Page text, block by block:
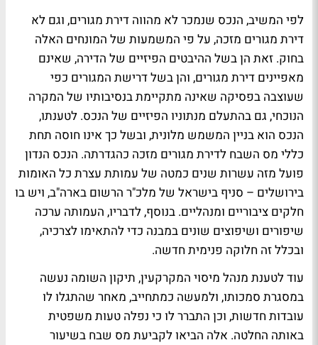
לפי המשיב, הנכס שנמכר לא מהווה דירת מגורים, וגם לא
דירת מגורים מזכה, על פי המשמעות של המונחים האלה
בחוק. זאת הן בשל ההיבטים הפיזיים של הדירה, שאינם
מאפיינים דירת מגורים, והן בשל דרישת המגורים כפי
שעוצבה בפסיקה שאינה מתקיימת בנסיבותיו של המקרה
הנוכחי, גם בהתעלם מנתוניו הפיזיים של הנכס. לטענתו,
הנכס הוא בניין המשמש מלונית, ובשל כך אינו חוסה תחת
כללי מס השבח לדירת מגורים מזכה כהגדרתה. הנכס הנדון
פועל מזה עשרות שנים כמטה של עמותת עצרת כל האומות
בירושלים – סניף בישראל של מלכ"ר הרשום בארה"ב, ויש בו
חלקים ציבוריים ומנהליים. בנוסף, לדבריו, העמותה ערכה
שיפורים ושיפוצים שונים במבנה כדי להתאימו לצרכיה,
ובכלל זה חלוקה פנימית חדשה.
עוד לטענת מנהל מיסוי המקרקעין, תיקון השומה נעשה
במסגרת סמכותו, ולמעשה כמתחייב, מאחר שהתגלו לו
עובדות חדשות, וכן התברר לו כי נפלה טעות משפטית
באותה החלטה. אלה הביאו לקביעת מס שבח בשיעור